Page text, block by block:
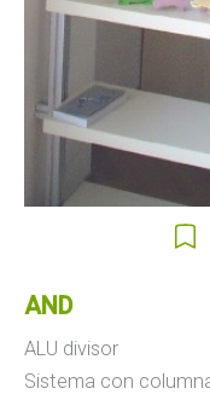
AND
ALU divisor
Sistema con